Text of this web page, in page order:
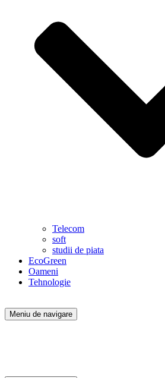
Telecom
soft
studii de piata
EcoGreen
Oameni
Tehnologie
Meniu de navigare